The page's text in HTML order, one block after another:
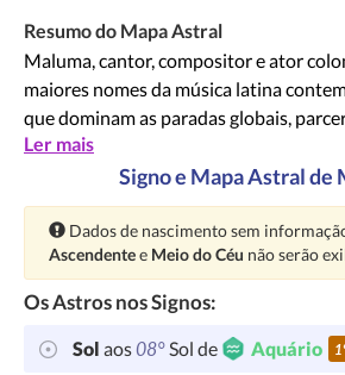
Resumo do Mapa Astral
Maluma, cantor, compositor e ator
maiores nomes da música latina
que dominam as paradas globais,
Ler mais
Signo e Mapa Astral de
Atenção:
Dados de nascimento sem
Ascendentee Meio do Céu não serão
Os Astros nos Signos:
Sol aos08°Sol de Aquário